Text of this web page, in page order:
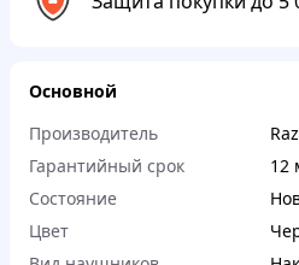
Основной
Производитель
Гарантийный срок
12
Состояние
Цвет